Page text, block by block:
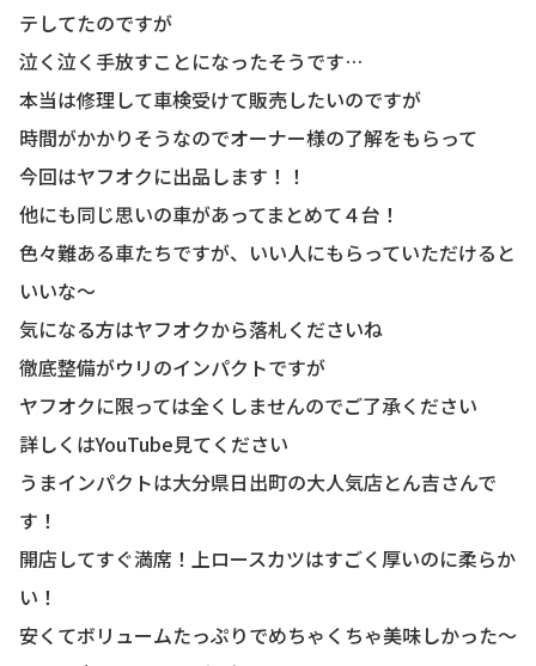
テしてたのですが
泣く泣く手放すことになったそうです…
本当は修理して車検受けて販売したいのですが
時間がかかりそうなのでオーナー様の了解をもらって
今回はヤフオクに出品します！！
他にも同じ思いの車があってまとめて４台！
色々難ある車たちですが、いい人にもらっていただけると
いいな〜
気になる方はヤフオクから落札くださいね
徹底整備がウリのインパクトですが
ヤフオクに限っては全くしませんのでご了承ください
詳しくはYouTube見てください
うまインパクトは大分県日出町の大人気店とん吉さんで
す！
開店してすぐ満席！上ロースカツはすごく厚いのに柔らか
い！
安くてボリュームたっぷりでめちゃくちゃ美味しかった〜